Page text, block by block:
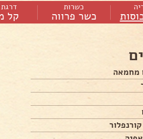
כשרות
כשר פרווה קל